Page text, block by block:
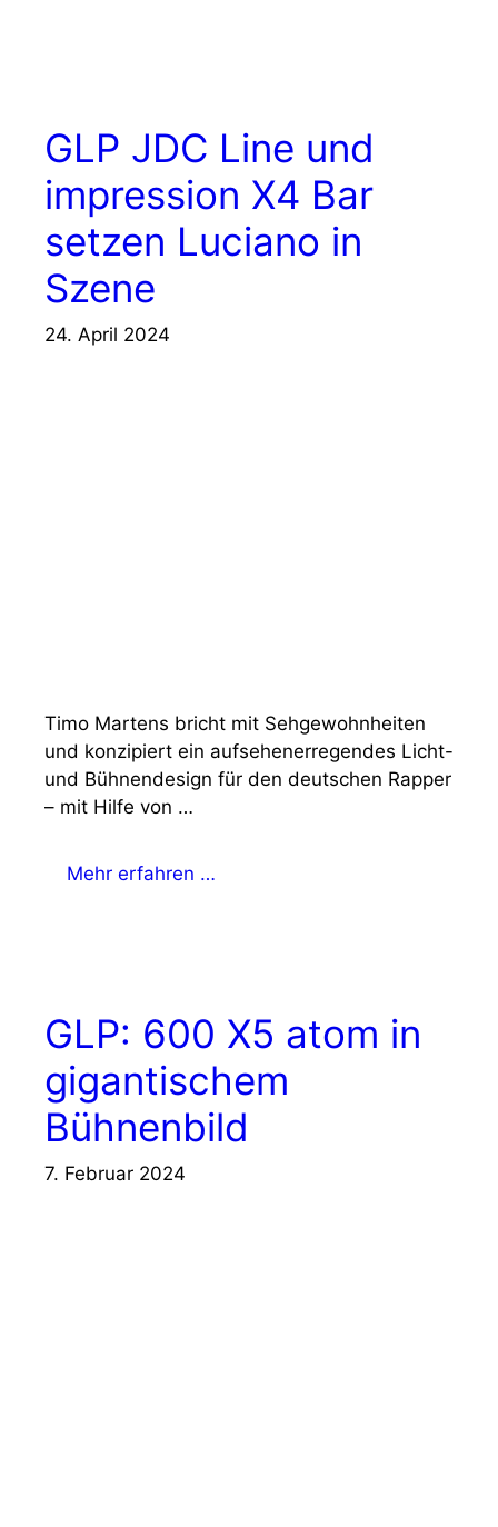
GLP JDC Line und
impression X4 Bar
setzen Luciano in
Szene
24. April 2024
Timo Martens bricht mit Sehgewohnheiten
und konzipiert ein aufsehenerregendes Licht-
und Bühnendesign für den deutschen Rapper
– mit Hilfe von …
Mehr erfahren …
GLP: 600 X5 atom in
gigantischem
Bühnenbild
7. Februar 2024